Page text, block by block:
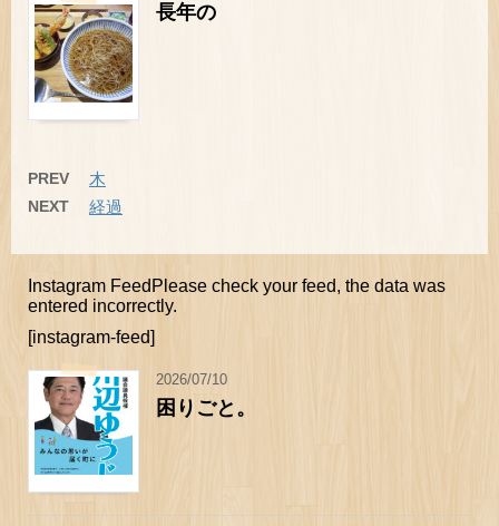
長年の
PREV 木
NEXT 経過
Instagram FeedPlease check your feed, the data was
entered incorrectly.
[instagram-feed]
2026/07/10
困りごと。